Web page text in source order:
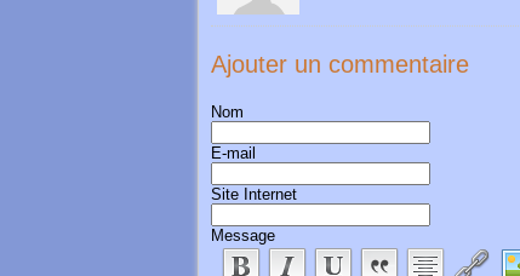
Ajouter un commentaire
Nom
E-mail
Site Internet
Message